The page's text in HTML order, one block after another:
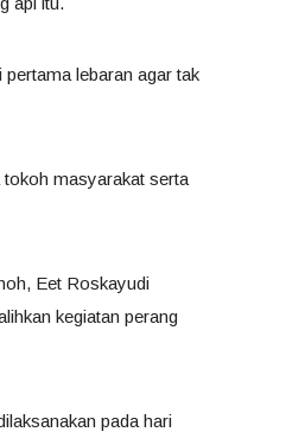
lebaran agar tak
masyarakat serta
Eet Roskayudi
kegiatan perang
pada hari